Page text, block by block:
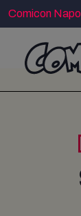
Comicon